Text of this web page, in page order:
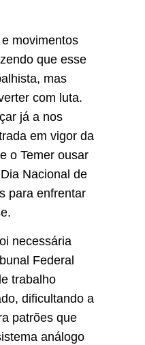
movimentos
que esse
mas
com luta.
já a nos
em vigor da
o Temer ousar
Nacional de
para enfrentar
necessária
Federal
trabalho
dificultando a
patrões que
análogo